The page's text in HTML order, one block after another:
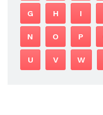
G H I
N O P
U V W